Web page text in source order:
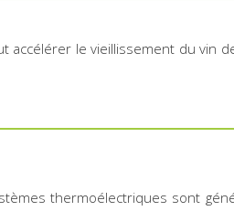
le vieillissement du vin
thermoélectriques sont